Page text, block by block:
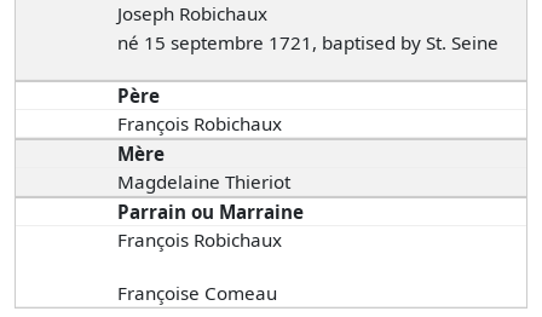
Joseph Robichaux
né 15 septembre 1721, baptised by St. Seine
Père
François Robichaux
Mère
Magdelaine Thieriot
Parrain ou Marraine
François Robichaux
Françoise Comeau